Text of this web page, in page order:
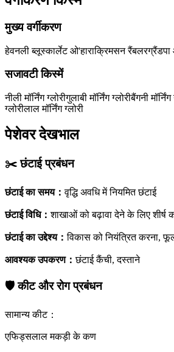
मुख्य वर्गीकरण
हेवनली ब्लूस्कार्लेट ओ'हाराक्रिमसन रैंबलर
सजावटी किस्में
नीली मॉर्निंग ग्लोरीगुलाबी मॉर्निंग ग्लोरीबैंगनी मॉर्निंग
ग्लोरीलाल मॉर्निंग ग्लोरी
पेशेवर देखभाल
✂️छंटाई प्रबंधन
छंटाई का समय：वृद्धि अवधि में नियमित छंटाई
छंटाई विधि：शाखाओं को बढ़ावा देने के लिए शीर्ष
छंटाई का उद्देश्य：विकास को नियंत्रित करना,
आवश्यक उपकरण：छंटाई कैंची, दस्ताने
🛡️कीट और रोग प्रबंधन
सामान्य कीट：
एफिड्सलाल मकड़ी के कण